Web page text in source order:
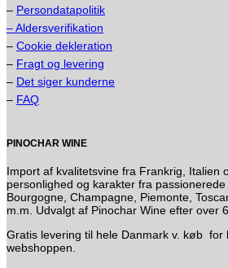
– Persondatapolitik
– Aldersverifikation
– Cookie dekleration
– Fragt og levering
– Det siger kunderne
– FAQ
PINOCHAR WINE
Import af kvalitetsvine fra Frankrig, Italien
personlighed og karakter fra passionerede
Bourgogne, Champagne, Piemonte,
m.m. Udvalgt af Pinochar Wine efter over
Gratis levering til hele Danmark v. køb for
webshoppen.